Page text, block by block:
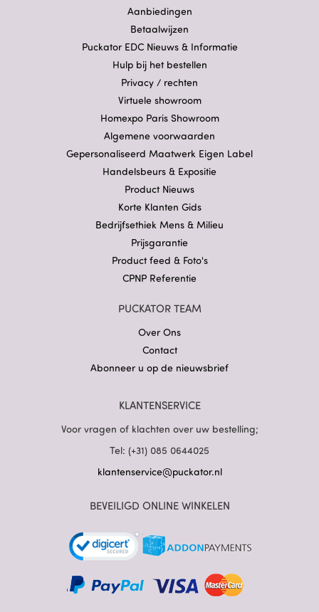
Aanbiedingen
Betaalwijzen
Puckator EDC Nieuws & Informatie
Hulp bij het bestellen
Privacy / rechten
Virtuele showroom
Homexpo Paris Showroom
Algemene voorwaarden
Gepersonaliseerd Maatwerk Eigen Label
Handelsbeurs & Expositie
Product Nieuws
Korte Klanten Gids
Bedrijfsethiek Mens & Milieu
Prijsgarantie
Product feed & Foto's
CPNP Referentie
PUCKATOR TEAM
Over Ons
Contact
Abonneer u op de nieuwsbrief
KLANTENSERVICE
Voor vragen of klachten over uw bestelling;
Tel: (+31) 085 0644025
klantenservice@puckator.nl
BEVEILIGD ONLINE WINKELEN